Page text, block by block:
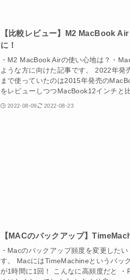
【比較レビュー】M2 MacBook
に！
・M2 MacBook Airの使い心地は？・
ような方に向けた記事です。 2022年
まで使っていたのは2015年発売の
をレビューしつつMacBook12インチと
2022-08-09 2022-08-23
【MACのバックアップ】
・Macのバックアップ頻度を変更した
す。 MacにはTimeMachineというバッ
が1時間に1回！ こんなに高頻度だと